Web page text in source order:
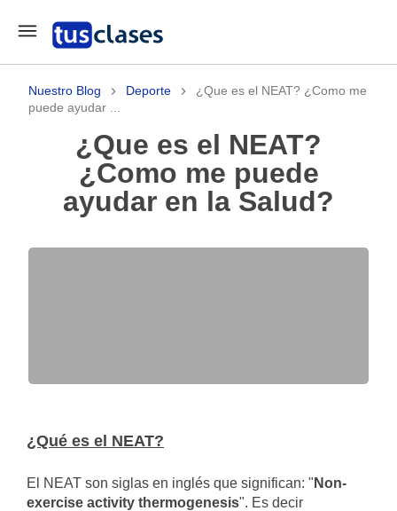
Nuestro Blog Deporte
¿Que es el NEAT? ¿Como me
puede ayudar ...
¿Que es el NEAT?
¿Como me puede
ayudar en la Salud?
¿Qué es el NEAT?
El NEAT son siglas en inglés que significan: " Non-
exercise activity thermogenesis". Es decir